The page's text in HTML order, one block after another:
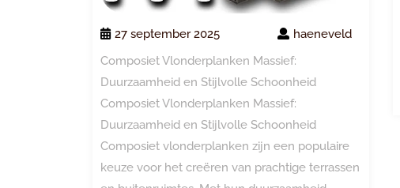
27 september 2025
haeneveld
Composiet Vlonderplanken Massief:
Duurzaamheid en Stijlvolle Schoonheid
Composiet Vlonderplanken Massief:
Duurzaamheid en Stijlvolle Schoonheid
Composiet vlonderplanken zijn een populaire
keuze voor het creëren van prachtige terrassen